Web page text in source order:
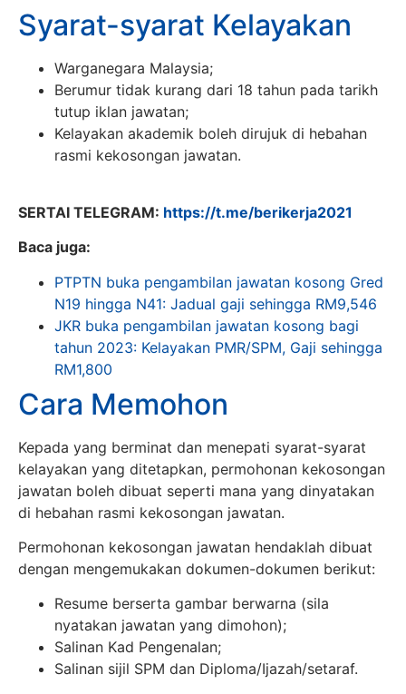
Syarat-syarat Kelayakan
Warganegara Malaysia;
Berumur tidak kurang dari 18 tahun pada tarikh
tutup iklan jawatan;
Kelayakan akademik boleh dirujuk di hebahan
rasmi kekosongan jawatan.
SERTAI TELEGRAM: https://t.me/berikerja2021
Baca juga:
PTPTN buka pengambilan jawatan kosong Gred
N19 hingga N41: Jadual gaji sehingga RM9,546
JKR buka pengambilan jawatan kosong bagi
tahun 2023: Kelayakan PMR/SPM, Gaji sehingga
RM1,800
Cara Memohon
Kepada yang berminat dan menepati syarat-syarat
kelayakan yang ditetapkan, permohonan kekosongan
jawatan boleh dibuat seperti mana yang dinyatakan
di hebahan rasmi kekosongan jawatan.
Permohonan kekosongan jawatan hendaklah dibuat
dengan mengemukakan dokumen-dokumen berikut:
Resume berserta gambar berwarna (sila
nyatakan jawatan yang dimohon);
Salinan Kad Pengenalan;
Salinan sijil SPM dan Diploma/Ijazah/setaraf.